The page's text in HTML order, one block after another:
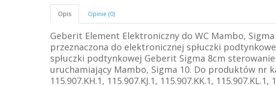
Opis Opinie (0)
Geberit Element Elektroniczny do WC Mambo,
przeznaczona do elektronicznej spłuczki
spłuczki podtynkowej Geberit Sigma 8cm
uruchamiający Mambo, Sigma 10. Do produktów nr
115.907.KH.1, 115.907.KJ.1, 115.907.KK.1, 115.907.KL.1,